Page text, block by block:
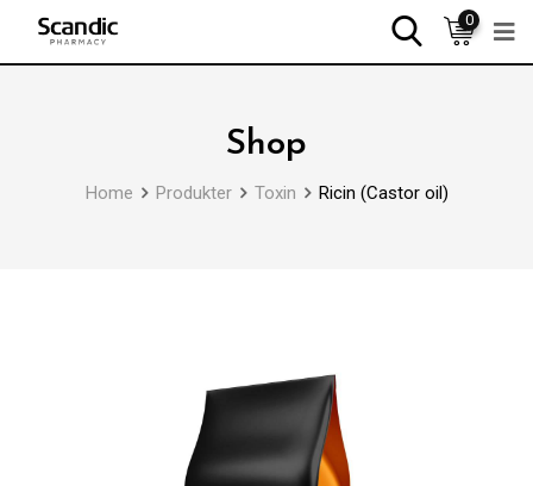
0
Shop
Home Produkter Toxin Ricin (Castor oil)